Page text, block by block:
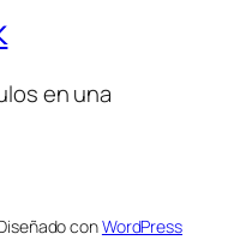
en una
conWordPress